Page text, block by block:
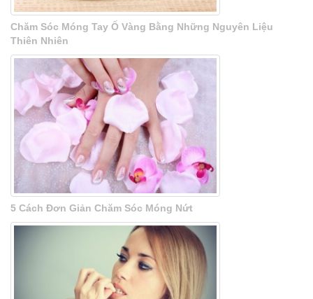
Chăm Sóc Móng Tay Ố Vàng Bằng Những Nguyên Liệu
Thiên Nhiên
5 Cách Đơn Giản Chăm Sóc Móng Nứt